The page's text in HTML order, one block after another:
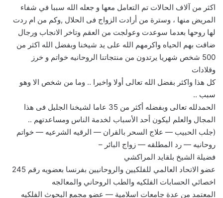
اكثر من آلاف الحالات تم التعامل معها و جعله الله سببا في شفاء
المريض منها ، وسترة من أرادت الزواج فى الحلال ,وكم من ام ردت
لها روحها بعدما سوعدت وعولجت من العقم وتاخر الانجاب ورجال
ضاقت بهم الحياه واكرمهم الله على يد شيخنا وبفضل الله اكثر من
500 شخص شهريا يرتدون من منتجاتنا الروحانيه خواتم و خرز
وقلادات
كل هذا واكثر بفضل الله تعالى أولا واخيرا .. وما من شخص الا وهو
سبب ..
الحمدلله تعالى وبفضله أكثر من 35 عاما لشيخنا الجليل فى هذا
المجال والعلم ليكون أحد الأسباب لخدمة الناس ومساعدتهم ..
(جلب الحبيب — علاج السحر بالقران — الرقيه الشرعيه — خواتم
روحانيه — رد المطلقه — زواج البائر –
فضيلة الشيخ بلقايد المراكشي
عضو الاتحاد العالمي للفلكيين والروحانيين بفرنسا بعضويه رقم 245
اخصائي الحسابات الفلكيه والطب الروحاني والمعالجه
المعتمد من عدة جامعات اسلامية — عضو مجمع البحوث الفلكيه